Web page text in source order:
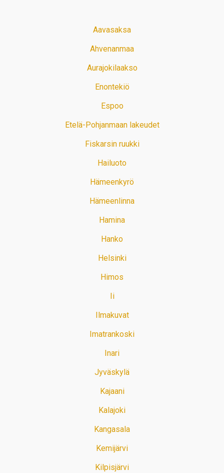
Aavasaksa
Ahvenanmaa
Aurajokilaakso
Enontekiö
Espoo
Etelä-Pohjanmaan lakeudet
Fiskarsin ruukki
Hailuoto
Hämeenkyrö
Hämeenlinna
Hamina
Hanko
Helsinki
Himos
Ii
Ilmakuvat
Imatrankoski
Inari
Jyväskylä
Kajaani
Kalajoki
Kangasala
Kemijärvi
Kilpisjärvi